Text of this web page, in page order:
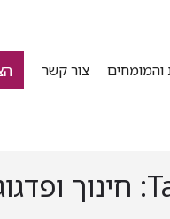
והמומחים צור קשר
חינוך